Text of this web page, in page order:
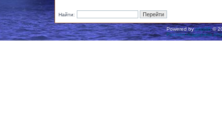
Найти:
Powered byphpBB©
Русская поддержка